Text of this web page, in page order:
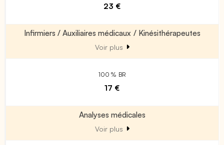
23 €
Infirmiers / Auxiliaires médicaux / Kinésithérapeutes
Voir plus
100 % BR
17 €
Analyses médicales
Voir plus